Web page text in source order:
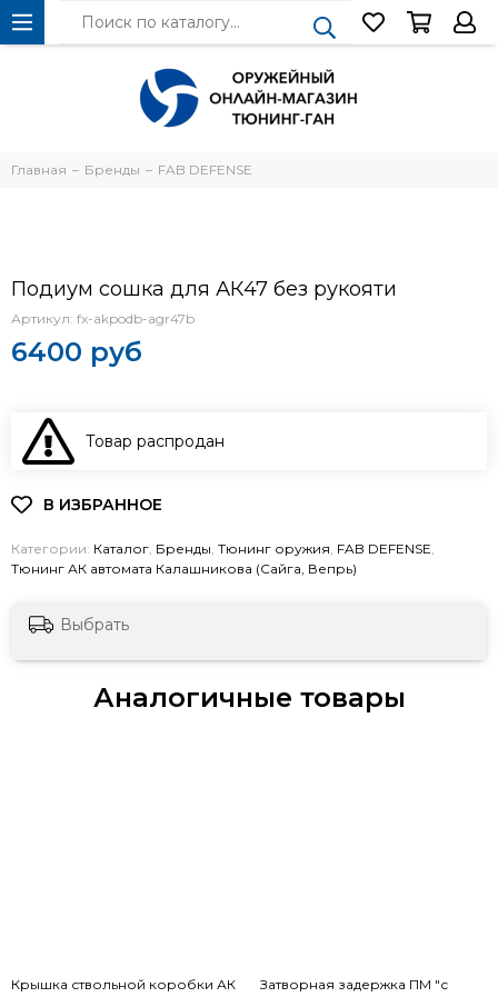
Главная Бренды FAB DEFENSE
Подиум сошка для АК47 без рукояти
Артикул: fx-akpodb-agr47b
6400 руб
Товар распродан
Категории: Каталог, Бренды, Тюнинг оружия, FAB DEFENSE,
Тюнинг АК автомата Калашникова (Сайга, Вепрь)
Выбрать
Аналогичные товары
Крышка ствольной коробки АК
Затворная задержка ПМ "с